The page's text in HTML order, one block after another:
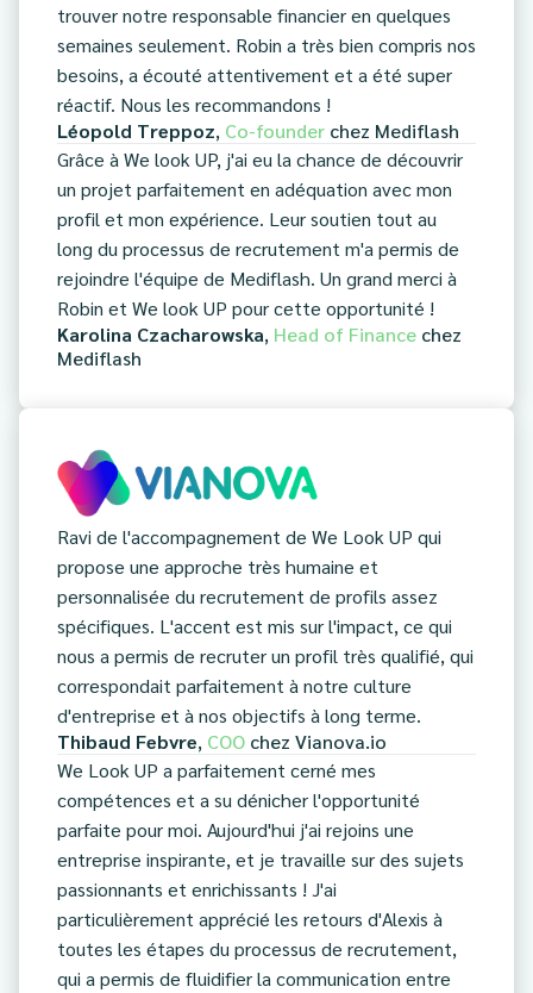
trouver notre responsable financier en quelques
semaines seulement. Robin a très bien compris nos
besoins, a écouté attentivement et a été super
réactif. Nous les recommandons !
Léopold Treppoz, Co-founder chez Mediflash
Grâce à We look UP, j'ai eu la chance de découvrir
un projet parfaitement en adéquation avec mon
profil et mon expérience. Leur soutien tout au
long du processus de recrutement m'a permis de
rejoindre l'équipe de Mediflash. Un grand merci à
Robin et We look UP pour cette opportunité !
Karolina Czacharowska, Head of Finance chez
Mediflash
Ravi de l'accompagnement de We Look UP qui
propose une approche très humaine et
personnalisée du recrutement de profils assez
spécifiques. L'accent est mis sur l'impact, ce qui
nous a permis de recruter un profil très qualifié, qui
correspondait parfaitement à notre culture
d'entreprise et à nos objectifs à long terme.
Thibaud Febvre, COO chez Vianova.io
We Look UP a parfaitement cerné mes
compétences et a su dénicher l'opportunité
parfaite pour moi. Aujourd'hui j'ai rejoins une
entreprise inspirante, et je travaille sur des sujets
passionnants et enrichissants ! J'ai
particulièrement apprécié les retours d'Alexis à
toutes les étapes du processus de recrutement,
qui a permis de fluidifier la communication entre